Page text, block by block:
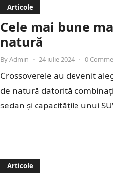
Articole
Cele mai bune
natură
ByAdmin • 24 iulie 2024 • 0
Crossoverele au devenit
de natură datorită
sedan și capacitățile unui
Articole